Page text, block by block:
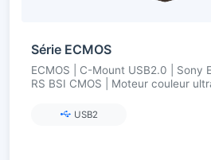
Série ECMOS
ECMOS | C-Mount USB2.0 | Sony
RS BSI CMOS | Moteur couleur
USB2